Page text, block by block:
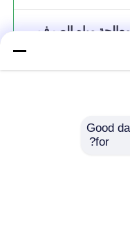
مياه الصرف
Good
for?